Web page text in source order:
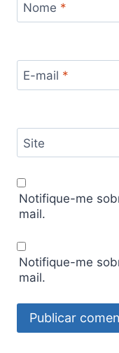
Nome *
E-mail *
Site
Notifique-me
mail.
Notifique-me
mail.